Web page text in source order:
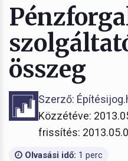
összeg
Szerző:
Közzétéve:
frissítés:
Olvasási idő: 1 perc